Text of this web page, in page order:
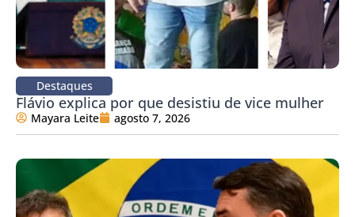
Destaques
Flávio explica por que desistiu de vice mulher
Mayara Leite agosto 7, 2026